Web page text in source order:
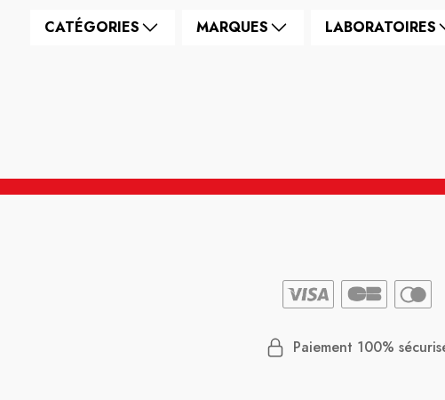
CATÉGORIES MARQUES LABORATOIRES
Paiement 100%